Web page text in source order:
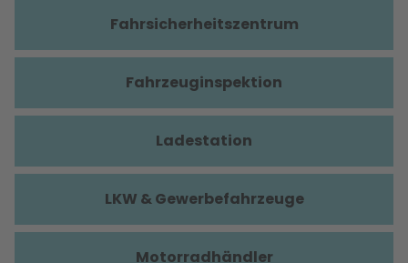
Fahrsicherheitszentrum
Fahrzeuginspektion
Ladestation
LKW & Gewerbefahrzeuge
Motorradhändler